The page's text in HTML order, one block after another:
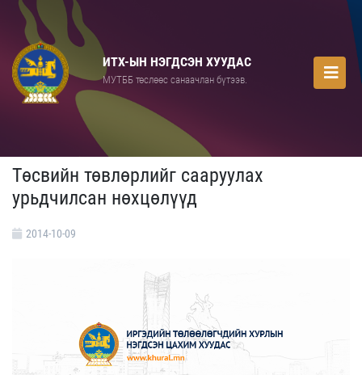
ИТХ-ЫН НЭГДСЭН ХУУДАС
МУТББ төслөөс санаачлан бүтээв.
Төсвийн төвлөрлийг сааруулах
урьдчилсан нөхцөлүүд
2014-10-09